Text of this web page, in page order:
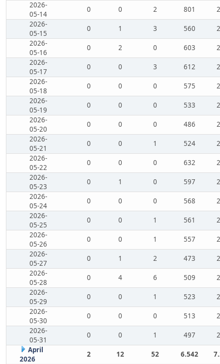
2026-
05-14
0 0 2 801
2026-
05-15
0 1 3 560
2026-
05-16
0 2 0 603
2026-
05-17
0 0 3 612
2026-
05-18
0 0 0 575
2026-
05-19
0 0 0 533
2026-
05-20
0 0 0 486
2026-
05-21
0 0 1 524
2026-
05-22
0 0 0 632
2026-
05-23
0 1 0 597
2026-
05-24
0 0 0 568
2026-
05-25
0 0 1 561
2026-
05-26
0 0 1 557
2026-
05-27
0 1 2 473
2026-
05-28
0 4 6 509
2026-
05-29
0 0 1 523
2026-
05-30
0 0 0 513
2026-
05-31
0 0 1 497
April
2026
2 12 52 6.542